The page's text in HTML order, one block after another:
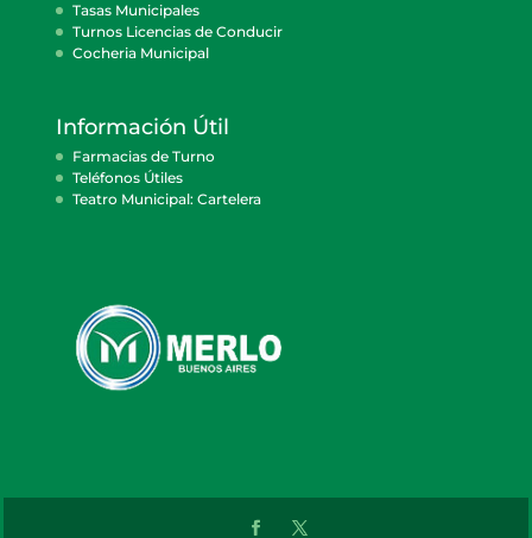
Tasas Municipales
Turnos Licencias de Conducir
Cocheria Municipal
Información Útil
Farmacias de Turno
Teléfonos Útiles
Teatro Municipal: Cartelera